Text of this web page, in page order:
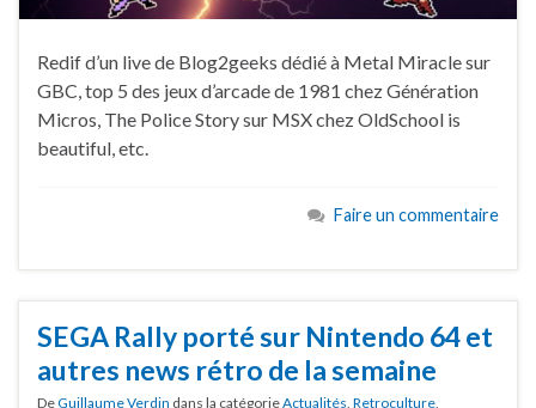
Redif d’un live de Blog2geeks dédié à Metal Miracle sur
GBC, top 5 des jeux d’arcade de 1981 chez Génération
Micros, The Police Story sur MSX chez OldSchool is
beautiful, etc.
Faire un commentaire
SEGA Rally porté sur Nintendo 64 et
autres news rétro de la semaine
DeGuillaume Verdin dans la catégorieActualités Retroculture